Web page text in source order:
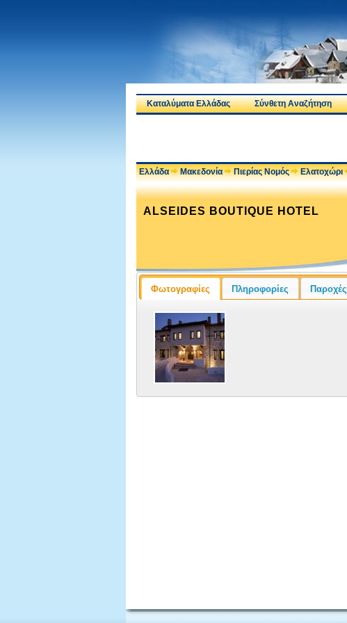
Καταλύματα Ελλάδας Σύνθετη Αναζήτηση
Ελλάδα Μακεδονία Πιερίας Νομός Ελατοχώρι
ALSEIDES BOUTIQUE HOTEL
Φωτογραφίες Πληροφορίες Παροχές